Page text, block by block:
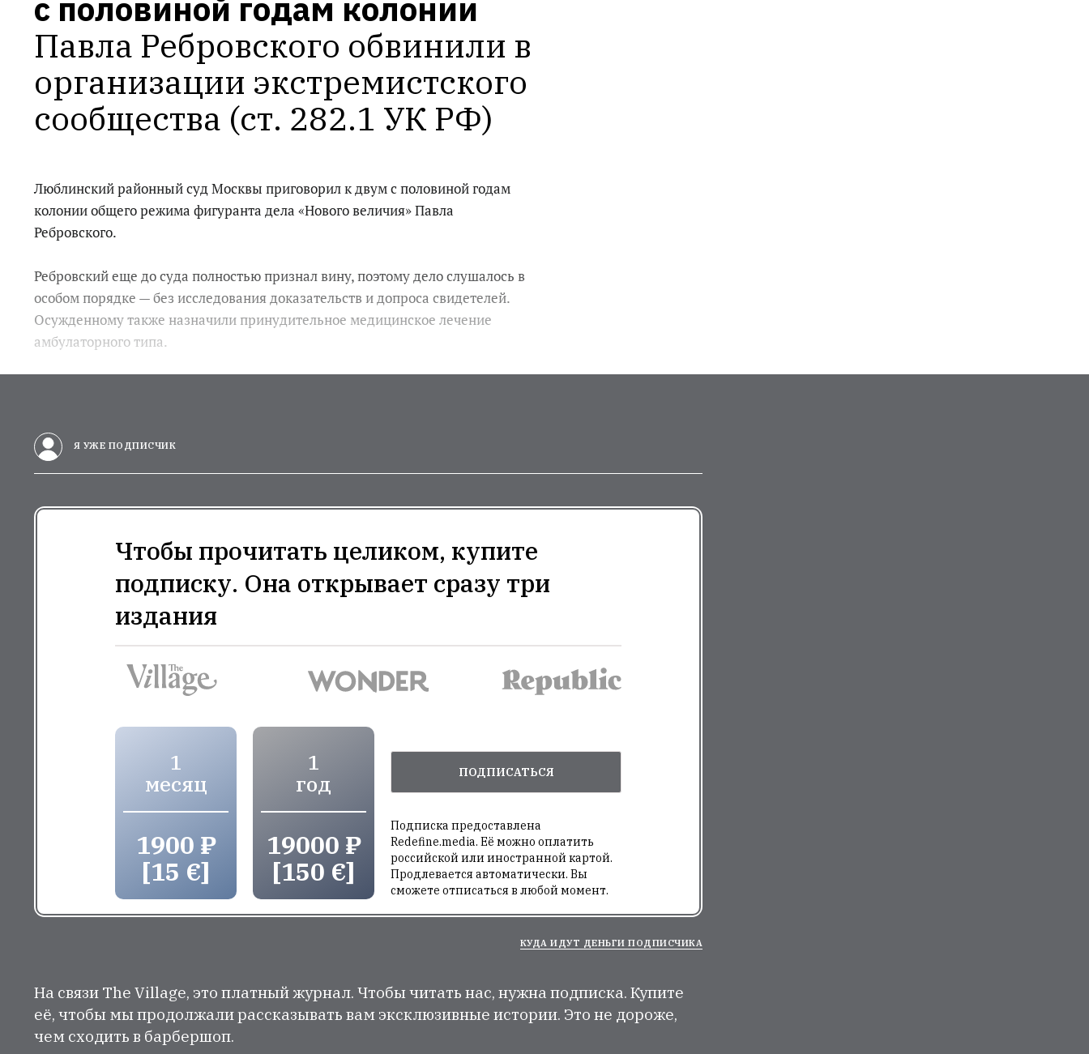
с половиной годам колонии
Павла Ребровского обвинили в
организации экстремистского
сообщества (ст. 282.1 УК РФ)
Люблинский районный суд Москвы приговорил к двум с половиной годам
колонии общего режима фигуранта дела «Нового величия» Павла
Ребровского.
Ребровский еще до суда полностью признал вину, поэтому дело слушалось в
особом порядке — без исследования доказательств и допроса свидетелей.
Осужденному также назначили принудительное медицинское лечение
амбулаторного типа.
Я УЖЕ ПОДПИСЧИК
Чтобы прочитать целиком, купите
подписку. Она открывает сразу три
издания
1
месяц
1900 ₽
[15 €]
1
год
19000 ₽
[150 €]
ПОДПИСАТЬСЯ
Подписка предоставлена
Redefine.media. Её можно оплатить
российской или иностранной картой.
Продлевается автоматически. Вы
сможете отписаться в любой момент.
КУДА ИДУТ ДЕНЬГИ ПОДПИСЧИКА
На связи The Village, это платный журнал. Чтобы читать нас, нужна подписка. Купите
её, чтобы мы продолжали рассказывать вам эксклюзивные истории. Это не дороже,
чем сходить в барбершоп.